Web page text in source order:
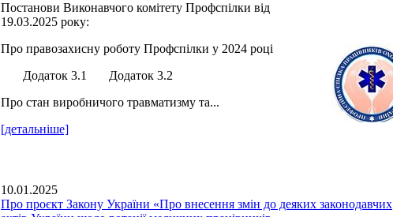
Постанови Виконавчого комітету Профспілки від
19.03.2025 року:
Про правозахисну роботу Профспілки у 2024 році
Додаток 3.1 Додаток 3.2
Про стан виробничого травматизму та...
[детальніше]
10.01.2025
Про проєкт Закону України «Про внесення змін до деяких законодавчих